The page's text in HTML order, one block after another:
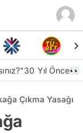
30 Yıl Önce👀
Çıkma Yasağı